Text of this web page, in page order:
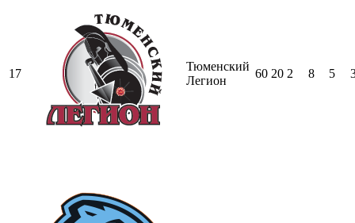
17
Тюменский
Легион
60 20 2 8 5